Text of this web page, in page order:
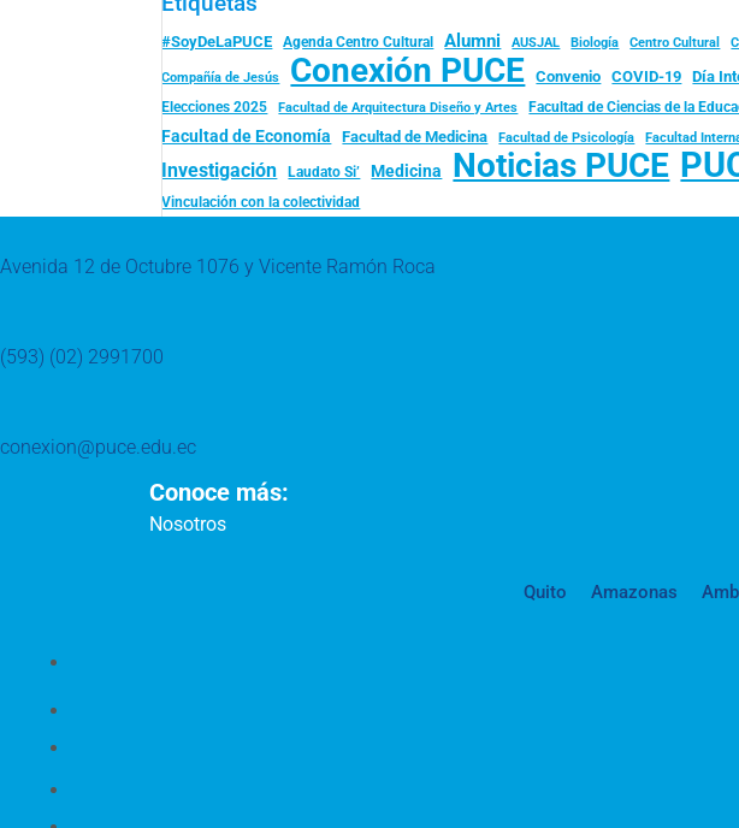
#SoyDeLaPUCE Agenda Centro Cultural Alumni AUSJAL Biología Centro Cultural
Compañía de Jesús Conexión PUCE Convenio COVID-19 Día
Elecciones 2025
Facultad de Arquitectura Diseño y Artes Facultad de Ciencias de la
Facultad de Economía Facultad de Medicina Facultad de Psicología Facultad
Investigación Laudato Si’ Medicina Noticias PUCE
Vinculación con la colectividad
Avenida 12 de Octubre 1076 y Vicente Ramón Roca
(593) (02) 2991700
conexion@puce.edu.ec
Conoce más:
Nosotros
Quito Amazonas